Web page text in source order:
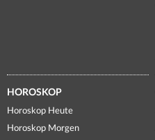
HOROSKOP
Horoskop Heute
Horoskop Morgen